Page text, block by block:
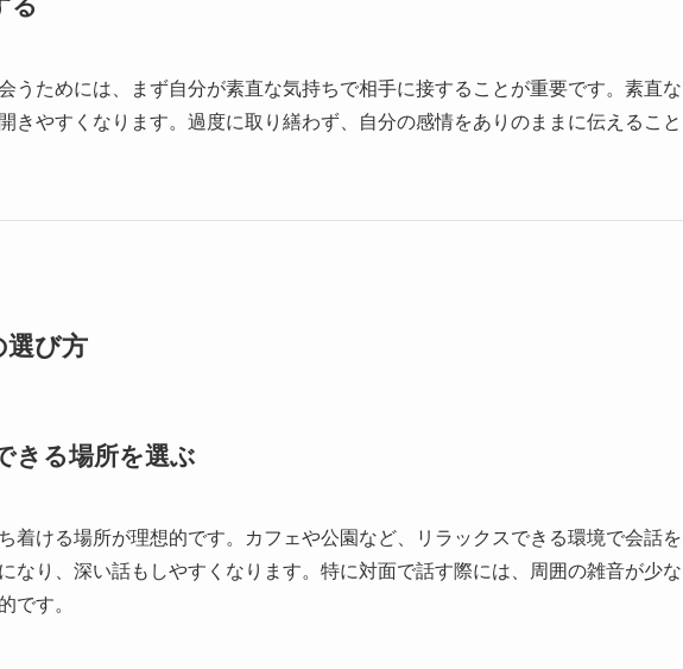
る
うためには、まず自分が素直な気持ちで相手に接することが重要です。素直な
きやすくなります。過度に取り繕わず、自分の感情をありのままに伝えること
選び方
きる場所を選ぶ
着ける場所が理想的です。カフェや公園など、リラックスできる環境で会話を
なり、深い話もしやすくなります。特に対面で話す際には、周囲の雑音が少な
です。